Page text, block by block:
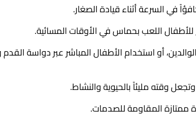
للأطفال اللعب بحماس في الأوقات المسائية.
أو استخدام الأطفال المباشر عبر دواسة
وقته مليئاً بالحيوية والنشاط.
ممتازة المقاومة للصدمات.